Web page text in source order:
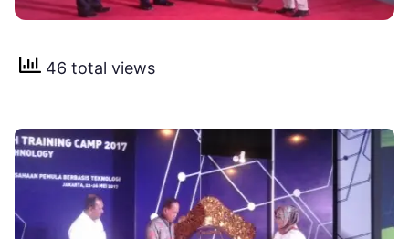
46 total views